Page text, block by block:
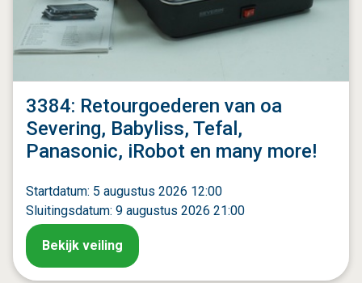
3384: Retourgoederen van oa
Severing, Babyliss, Tefal,
Panasonic, iRobot en many more!
Startdatum: 5 augustus 2026 12:00
Sluitingsdatum: 9 augustus 2026 21:00
Bekijk veiling